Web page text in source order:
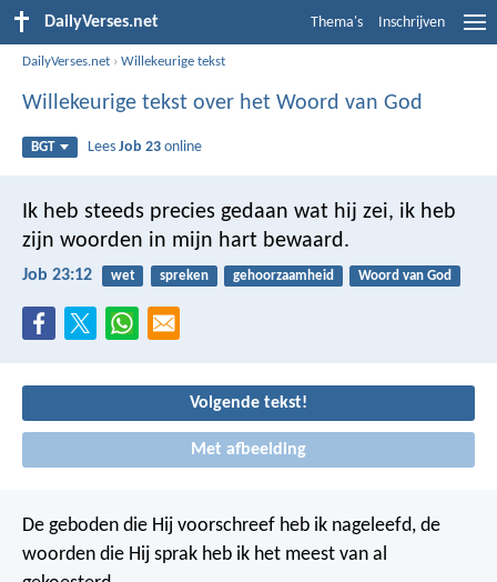
DailyVerses.net Thema's Inschrijven
DailyVerses.net ›Willekeurige tekst
Willekeurige tekst over het Woord van God
BGT LeesJob 23 online
Ik heb steeds precies gedaan wat hij zei, ik heb
zijn woorden in mijn hart bewaard.
Job 23:12 wet spreken gehoorzaamheid Woord van God
Volgende tekst!
Met afbeelding
De geboden die Hij voorschreef heb ik nageleefd, de
woorden die Hij sprak heb ik het meest van al